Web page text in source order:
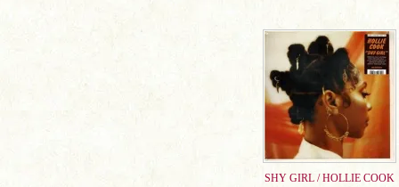
SHY GIRL / HOLLIE COOK